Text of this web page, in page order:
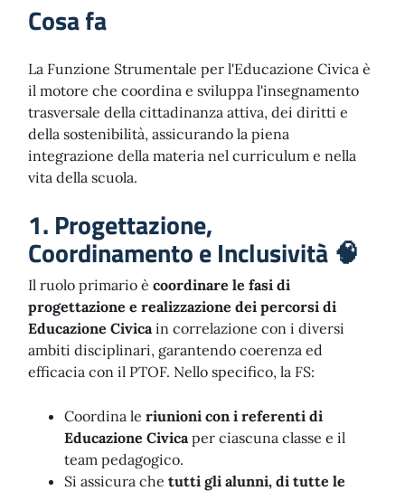
Cosa fa
La Funzione Strumentale per l'Educazione Civica è
il motore che coordina e sviluppa l'insegnamento
trasversale della cittadinanza attiva, dei diritti e
della sostenibilità, assicurando la piena
integrazione della materia nel curriculum e nella
vita della scuola.
1. Progettazione,
Coordinamento e Inclusività 🧠
Il ruolo primario è coordinare le fasi di
progettazione e realizzazione dei percorsi di
Educazione Civicain correlazione con i diversi
ambiti disciplinari, garantendo coerenza ed
efficacia con il PTOF. Nello specifico, la FS:
Coordina le riunioni con i referenti di
Educazione Civicaper ciascuna classe e il
team pedagogico.
Si assicura che tutti gli alunni, di tutte le